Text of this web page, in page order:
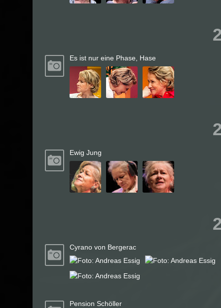
Es ist nur eine Phase, Hase
Ewig Jung
Cyrano von Bergerac
Pension Schöller